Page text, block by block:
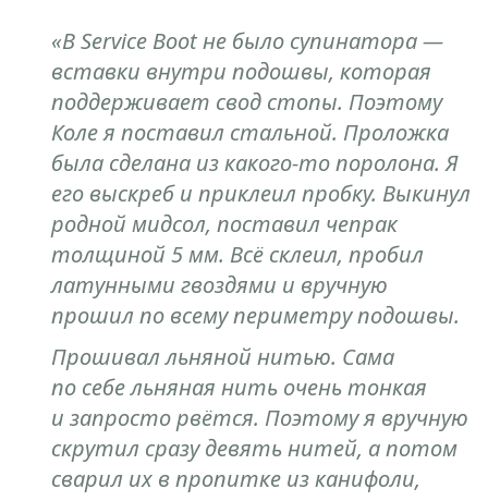
«В Service Boot не было супинатора —
вставки внутри подошвы, которая
поддерживает свод стопы. Поэтому
Коле я поставил стальной. Проложка
была сделана из какого-то поролона. Я
его выскреб и приклеил пробку. Выкинул
родной мидсол, поставил чепрак
толщиной 5 мм. Всё склеил, пробил
латунными гвоздями и вручную
прошил по всему периметру подошвы.
Прошивал льняной нитью. Сама
по себе льняная нить очень тонкая
и запросто рвётся. Поэтому я вручную
скрутил сразу девять нитей, а потом
сварил их в пропитке из канифоли,